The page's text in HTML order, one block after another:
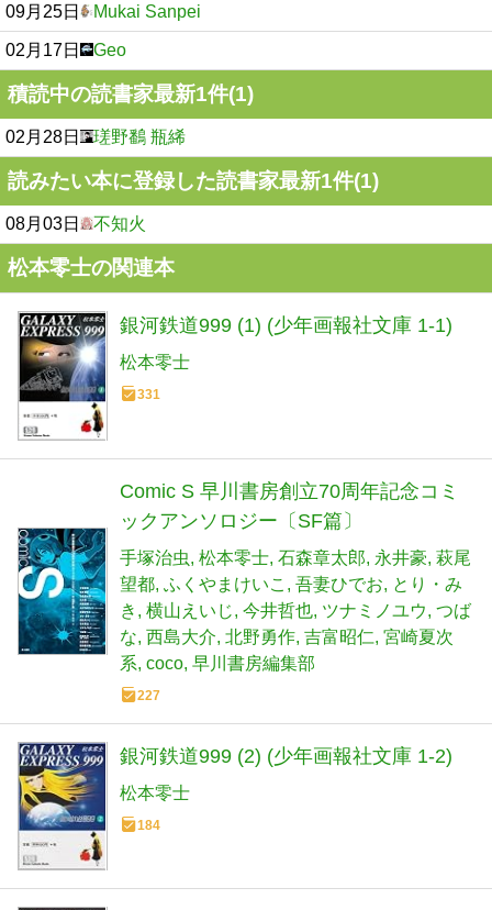
09月25日 Mukai Sanpei
02月17日 Geo
積読中の読書家最新1件(1)
02月28日 瑳野鷭 瓶絺
読みたい本に登録した読書家最新1件(1)
08月03日 不知火
松本零士の関連本
銀河鉄道999 (1) (少年画報社文庫 1-1)
松本零士
331
Comic S 早川書房創立70周年記念コミ
ックアンソロジー〔SF篇〕
手塚治虫 松本零士 石森章太郎 永井豪 萩尾
望都 ふくやまけいこ 吾妻ひでお
とり・み
き
横山えいじ 今井哲也 ツナミノユウ つば
な 西島大介 北野勇作 吉富昭仁 宮崎夏次
系 coco 早川書房編集部
227
銀河鉄道999 (2) (少年画報社文庫 1-2)
松本零士
184